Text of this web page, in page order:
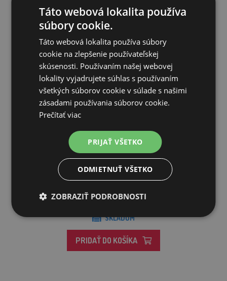
Samostatný navíjací bubon pre navíjacie komplety EURO a
EURO...
8,07€
SKLADOM
PRIDAŤ DO KOŠÍKA
Táto webová lokalita používa
súbory cookie.
Táto webová lokalita používa súbory
cookie na zlepšenie používateľskej
skúsenosti. Používaním našej webovej
lokality vyjadrujete súhlas s používaním
všetkých súborov cookie v súlade s našimi
zásadami používania súborov cookie.
Prečítať viac
PRIJAŤ VŠETKO
ODMIETNUŤ VŠETKO
ZOBRAZIŤ PODROBNOSTI